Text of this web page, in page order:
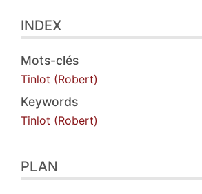
INDEX
Mots-clés
Tinlot (Robert)
Keywords
Tinlot (Robert)
PLAN